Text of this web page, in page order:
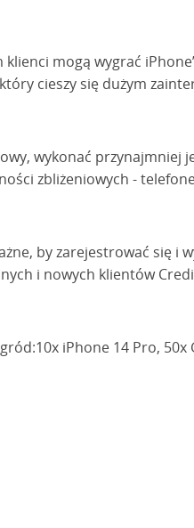
mogą wygrać
cieszy się dużym
wykonać przynajmniej
zbliżeniowych -
by zarejestrować się i
i nowych klientów
iPhone 14 Pro, 50x